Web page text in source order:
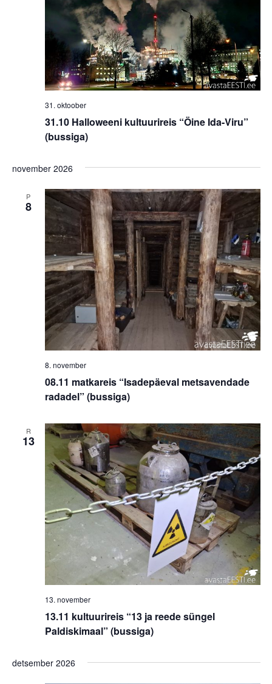
31.10 Halloweeni kultuurireis “Öine Ida-Viru”
(bussiga)
31. oktoober
november 2026
P
8
08.11 matkareis “Isadepäeval metsavendade
radadel” (bussiga)
8. november
R
13
13.11 kultuurireis “13 ja reede süngel
Paldiskimaal” (bussiga)
13. november
detsember 2026